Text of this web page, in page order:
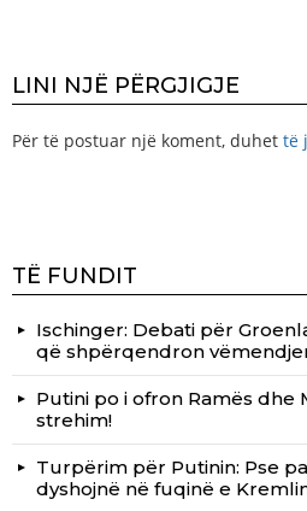
LINI NJË PËRGJIGJE
Për të postuar një koment, duhet të
TË FUNDIT
Ischinger: Debati për
që shpërqendron
Putini po i ofron Ramës dhe
strehim!
Turpërim për Putinin: Pse
dyshojnë në fuqinë e